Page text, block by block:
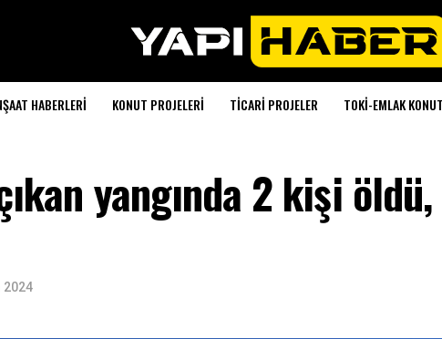
HABERLERI KONUT PROJELERI TICARI PROJELER TOKI-EMLAK KONUT
yangında 2 kişi
2024